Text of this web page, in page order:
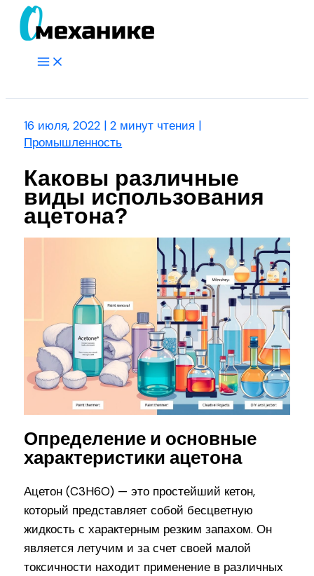
Перейти
Main
16 июля, 2022 |2 минут чтения |
Промышленность
Каковы различные
виды использования
ацетона?
Определение и основные
характеристики ацетона
Ацетон (C3H6O) — это простейший кетон,
который представляет собой бесцветную
жидкость с характерным резким запахом. Он
является летучим и за счет своей малой
токсичности находит применение в различных